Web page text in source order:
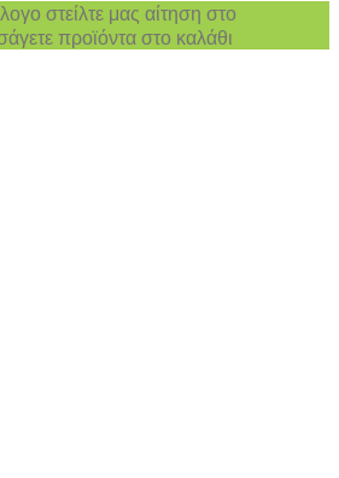
στείλτε μας αίτηση στο
προϊόντα στο καλάθι